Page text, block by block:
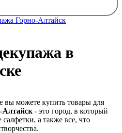
Горно-Алтайск
в
вы можете купить товары для
Алтайск - это город, в который
а также все, что